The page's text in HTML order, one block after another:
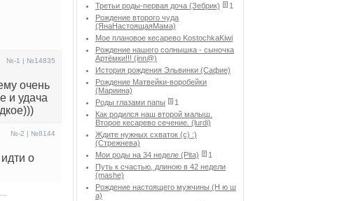
№-1 | №14835
очень
и удача
№-2 | №8144
о
Третьи роды-первая доча (Зебрик)
1
Рождение второго чуда
(ЯнаНастоящаяМама)
Мое плановое кесарево KostochkaKiwi
Рождение нашего солнышка - сыночка
Артёмки!!! (inn@)
История рождения Эльвинки (Сафие)
Рождение Матвейки-воробейки
(Мариина)
Роды глазами папы
1
Как родился наш второй малыш.
Второе кесарево сечение. (lurdi)
Ждите нужных схваток (с) :)
(Стрежнева)
Мои роды на 34 неделе (Pita)
1
Путь к счастью, длиною в 42 недели
(mashe)
Рождение настоящего мужчины (Н ю ш
а)